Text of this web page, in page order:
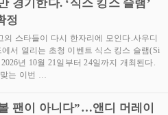
경기한다. ‘식스 킹스 슬램’
정
의 스타들이 다시 한자리에 모인다.사우디
서 열리는 초청 이벤트 식스 킹스 슬램(Si
년 10월 21일부터 24일까지 개최된다.
맞는 이번 …
팬이 아니다”…앤디 머레이